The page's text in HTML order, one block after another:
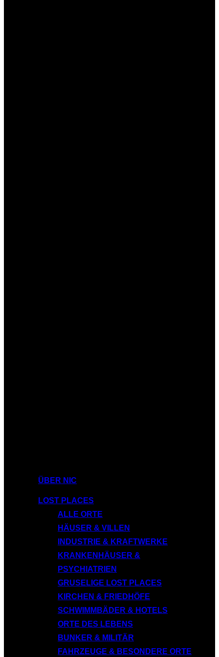
ÜBER NIC
LOST PLACES
ALLE ORTE
HÄUSER & VILLEN
INDUSTRIE & KRAFTWERKE
KRANKENHÄUSER &
PSYCHIATRIEN
GRUSELIGE LOST PLACES
KIRCHEN & FRIEDHÖFE
SCHWIMMBÄDER & HOTELS
ORTE DES LEBENS
BUNKER & MILITÄR
FAHRZEUGE & BESONDERE ORTE